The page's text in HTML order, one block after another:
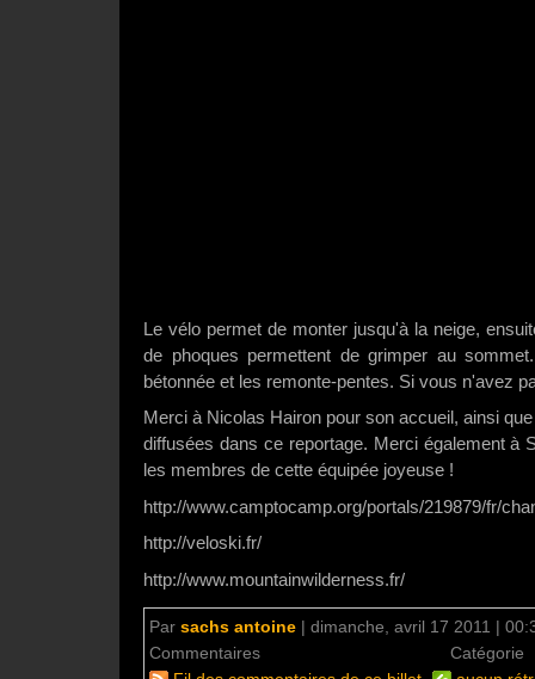
Le vélo permet de monter jusqu'à la neige,
de phoques permettent de grimper au
bétonnée et les remonte-pentes. Si vous n'avez
Merci à Nicolas Hairon pour son accueil, ainsi
diffusées dans ce reportage. Merci également à
les membres de cette équipée joyeuse !
http://www.camptocamp.org/portals/219879/fr/
http://veloski.fr/
http://www.mountainwilderness.fr/
Par sachs antoine | dimanche, avril 17 2011 |
Commentaires
Catégorie